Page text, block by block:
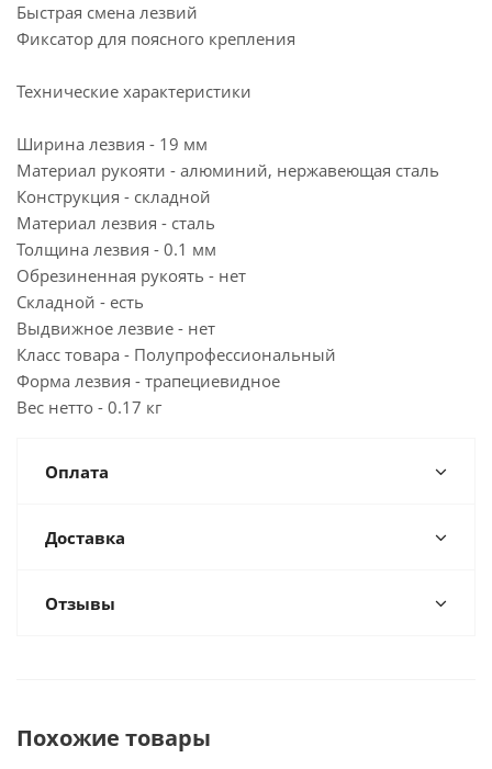
Быстрая смена лезвий
Фиксатор для поясного крепления
Технические характеристики
Ширина лезвия - 19 мм
Материал рукояти - алюминий, нержавеющая сталь
Конструкция - складной
Материал лезвия - сталь
Толщина лезвия - 0.1 мм
Обрезиненная рукоять - нет
Складной - есть
Выдвижное лезвие - нет
Класс товара - Полупрофессиональный
Форма лезвия - трапециевидное
Вес нетто - 0.17 кг
Оплата
Доставка
Отзывы
Похожие товары